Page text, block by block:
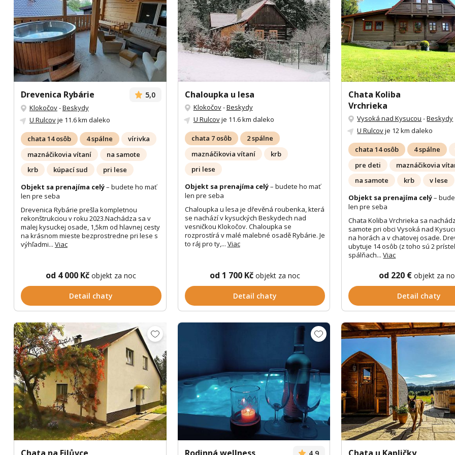
Drevenica Rybárie 5,0
Klokočov-Beskydy
U Rulcovje 11.6 km daleko
chata 14 osôb 4 spálne
vírivka
maznáčikovia vítaní
na samote
krb
kúpací sud
pri lese
Objekt sa prenajíma celý– budete ho mať
len pre seba
Drevenica Rybárie prešla kompletnou
rekonštrukciou v roku 2023.Nachádza sa v
malej kysuckej osade, 1,5km od hlavnej cesty
na krásnom mieste bezprostredne pri lese s
výhľadmi... Viac
od 4 000 Kčobjekt za noc
Detail chaty
Chaloupka u lesa
Klokočov-Beskydy
U Rulcovje 11.6 km daleko
chata 7 osôb
2 spálne
maznáčikovia vítaní
krb
pri lese
Objekt sa prenajíma celý– budete ho mať
len pre seba
Chaloupka u lesa je dřevěná roubenka, která
se nachází v kysuckých Beskydech nad
vesničkou Klokočov. Chaloupka se
rozprostírá v malé malebné osadě Rybárie. Je
to ráj pro ty,... Viac
od 1 700 Kč objekt za noc
Detail chaty
Chata Koliba
Vrchrieka
Vysoká nad Kysucou -Beskydy
U Rulcovje 12 km daleko
chata 14 osôb 4 spálne
pre deti
maznáčikovia
na samote
krb
v lese
Objekt sa prenajíma celý–
len pre seba
Chata Koliba Vrchrieka sa
samote pri obci Vysoká nad
na horách a v chatovej osade.
ubytuje 14 osôb (z toho sú 2
spálňach...Viac
od 220 €objekt za
Detail chaty